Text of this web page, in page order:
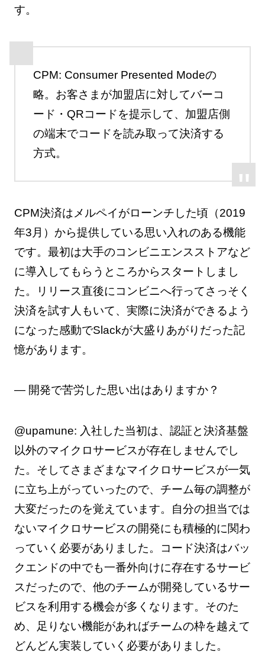
す。
CPM: Consumer Presented Modeの
略。お客さまが加盟店に対してバーコ
ード・QRコードを提示して、加盟店側
の端末でコードを読み取って決済する
方式。
CPM決済はメルペイがローンチした頃（2019
年3月）から提供している思い入れのある機能
です。最初は大手のコンビニエンスストアなど
に導入してもらうところからスタートしまし
た。リリース直後にコンビニへ行ってさっそく
決済を試す人もいて、実際に決済ができるよう
になった感動でSlackが大盛りあがりだった記
憶があります。
— 開発で苦労した思い出はありますか？
@upamune: 入社した当初は、認証と決済基盤
以外のマイクロサービスが存在しませんでし
た。そしてさまざまなマイクロサービスが一気
に立ち上がっていったので、チーム毎の調整が
大変だったのを覚えています。自分の担当では
ないマイクロサービスの開発にも積極的に関わ
っていく必要がありました。コード決済はバッ
クエンドの中でも一番外向けに存在するサービ
スだったので、他のチームが開発しているサー
ビスを利用する機会が多くなります。そのた
め、足りない機能があればチームの枠を越えて
どんどん実装していく必要がありました。